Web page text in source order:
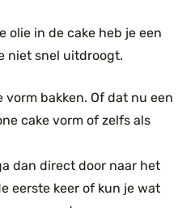
olie in de cake heb je een
niet snel uitdroogt.
vorm bakken. Of dat nu een
cake vorm of zelfs als
dan direct door naar het
eerste keer of kun je wat